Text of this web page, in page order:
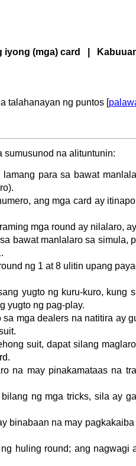
iyong (mga) card |
talahanayan ng puntos [
sumusunod na alituntunin:
para sa bawat
ang mga card ay
mga round ay nilalaro,
bawat manlalaro sa simula,
ng 1 at 8 ulitin upang
yugto ng kuru-kuro, kung
yugto ng pag-play.
mga dealers na natitira ay
suit, dapat silang
na may pinakamataas na
ng mga tricks, sila ay
binabaan na may
huling round; ang nagwagi